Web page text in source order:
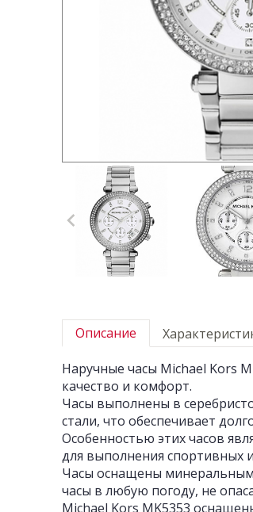
Описание
Наручные часы Michael Kors
качество и комфорт.
Часы выполнены в
стали, что обеспечивает
Особенностью этих часов
для выполнения спортивных
Часы оснащены минеральным
часы в любую погоду, не
Michael Kors MK5353